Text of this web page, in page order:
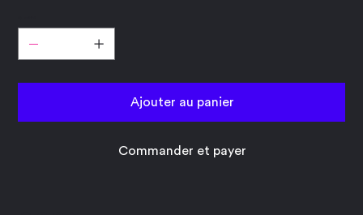
Ajouter au panier
Commander et payer